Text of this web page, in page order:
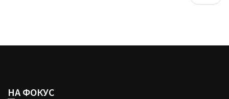
НА ФОКУС